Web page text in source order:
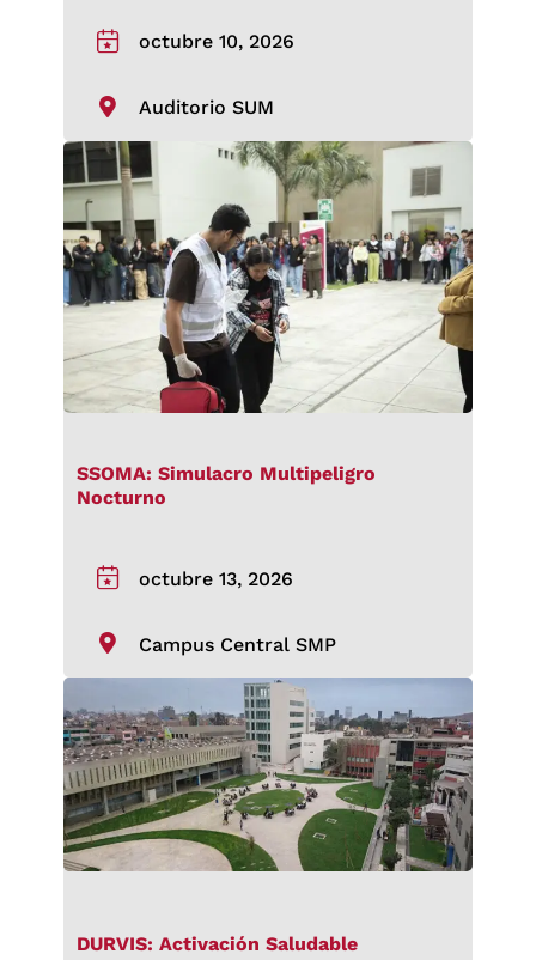
octubre 10, 2026
Auditorio SUM
SSOMA: Simulacro Multipeligro
Nocturno
octubre 13, 2026
Campus Central SMP
DURVIS: Activación Saludable